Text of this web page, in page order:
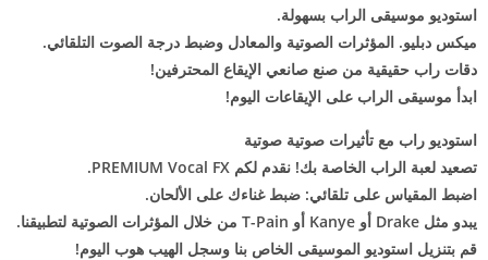
استوديو موسيقى الراب بسهولة.
ميكس دبليو. المؤثرات الصوتية والمعادل وضبط درجة الصوت التلقائي.
دقات راب حقيقية من صنع صانعي الإيقاع المحترفين!
ابدأ موسيقى الراب على الإيقاعات اليوم!
استوديو راب مع تأثيرات صوتية صوتية
تصعيد لعبة الراب الخاصة بك! نقدم لكم PREMIUM Vocal FX.
اضبط المقياس على تلقائي: ضبط غناءك على الألحان.
يبدو مثل Drake أو Kanye أو T-Pain من خلال المؤثرات الصوتية لتطبيقنا.
قم بتنزيل استوديو الموسيقى الخاص بنا وسجل الهيب هوب اليوم!